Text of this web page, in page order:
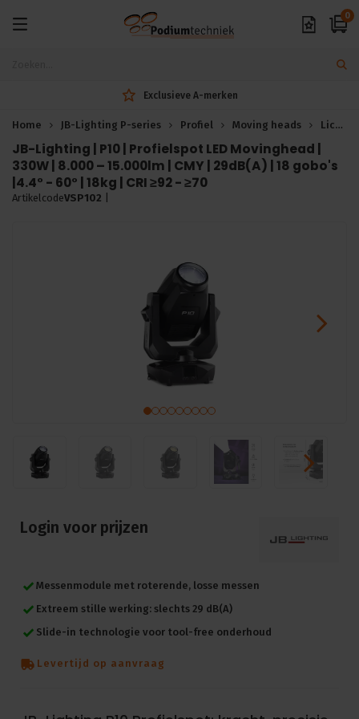
0
Exclusieve A-merken
Home JB-Lighting P-series Profiel Moving heads Licht
JB-Lighting | P10 | Profielspot LED Movinghead |
330W | 8.000 – 15.000lm | CMY | 29dB(A) | 18 gobo's
|4.4° - 60° | 18kg | CRI ≥92 - ≥70
ArtikelcodeVSP102
Login voor prijzen
Messenmodule met roterende, losse messen
Extreem stille werking: slechts 29 dB(A)
Slide-in technologie voor tool-free onderhoud
Levertijd op aanvraag